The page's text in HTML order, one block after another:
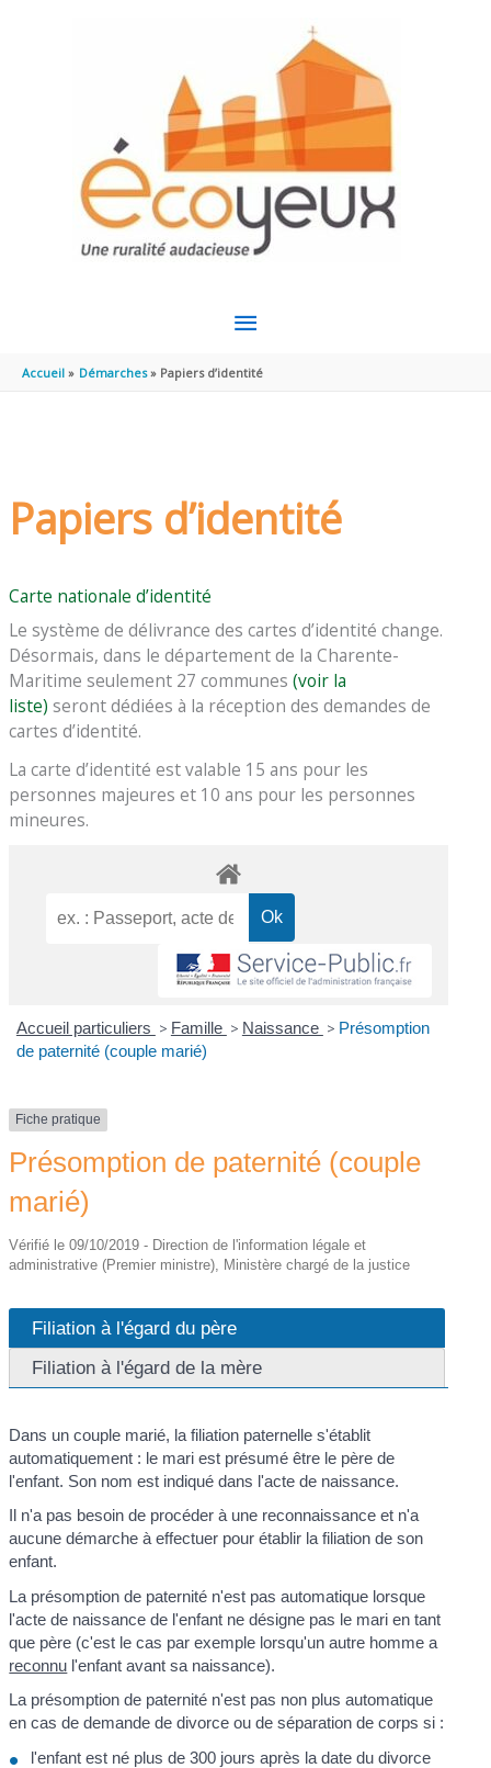
MENU
PRINCIPAL
Accueil Démarches Papiers d’identité
Papiers d’identité
Carte nationale d’identité
Le système de délivrance des cartes d’identité change.
Désormais, dans le département de la Charente-
Maritime seulement 27 communes(voir la
liste) seront dédiées à la réception des demandes de
cartes d’identité.
La carte d’identité est valable 15 ans pour les
personnes majeures et 10 ans pour les personnes
mineures.
Accueil particuliers > Famille > Naissance > Présomption
de paternité (couple marié)
Fiche pratique
Présomption de paternité (couple
marié)
Vérifié le 09/10/2019 - Direction de l'information légale et
administrative (Premier ministre), Ministère chargé de la justice
Filiation à l'égard du père
Filiation à l'égard de la mère
Dans un couple marié, la filiation paternelle s'établit
automatiquement : le mari est présumé être le père de
l'enfant. Son nom est indiqué dans l'acte de naissance.
Il n'a pas besoin de procéder à une reconnaissance et n'a
aucune démarche à effectuer pour établir la filiation de son
enfant.
La présomption de paternité n'est pas automatique lorsque
l'acte de naissance de l'enfant ne désigne pas le mari en tant
que père (c'est le cas par exemple lorsqu'un autre homme a
reconnu l'enfant avant sa naissance).
La présomption de paternité n'est pas non plus automatique
en cas de demande de divorce ou de séparation de corps si :
l'enfant est né plus de 300 jours après la date du divorce